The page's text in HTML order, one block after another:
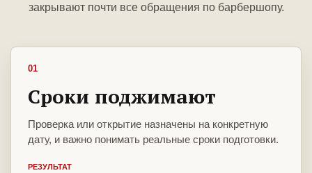
закрывают почти все обращения по барбершопу.
01
Сроки поджимают
Проверка или открытие назначены на конкретную
дату, и важно понимать реальные сроки подготовки.
РЕЗУЛЬТАТ